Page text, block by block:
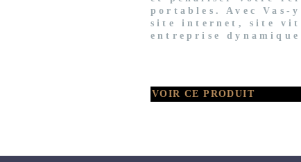
portables. Avec
site internet, site
entreprise
VOIR CE PRODUIT